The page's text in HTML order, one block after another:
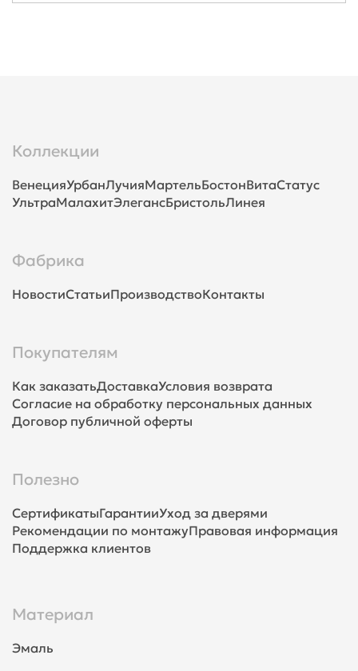
Коллекции
ВенецияУрбанЛучияМартельБостонВитаСтатус
УльтраМалахитЭлегансБристольЛинея
Фабрика
НовостиСтатьиПроизводствоКонтакты
Покупателям
Как заказатьДоставкаУсловия возврата
Согласие на обработку персональных данных
Договор публичной оферты
Полезно
СертификатыГарантииУход за дверями
Рекомендации по монтажуПравовая информация
Поддержка клиентов
Материал
Эмаль